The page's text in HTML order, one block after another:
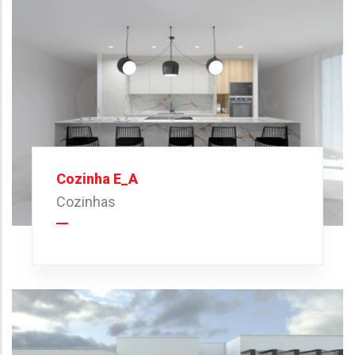
Cozinha E_A
Cozinhas